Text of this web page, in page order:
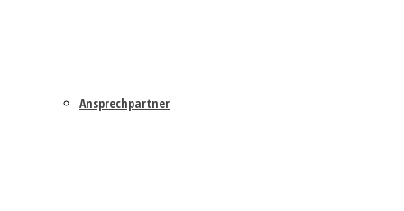
Ansprechpartner